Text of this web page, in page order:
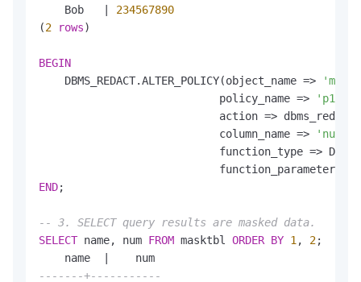
    Bob
234567890
(2 rows)
BEGIN
    DBMS_REDACT.ALTER_POLICY(object_name
=>
                            policy_name
=> 'p1'
                            action
=>
                            column_name
=> 'num'
                            function_type
=>
                            function_parameters
END;
-- 3. SELECT query results are masked data.
SELECT name, num FROM masktbl ORDER BY 1 , 2;
    name
-------+-----------